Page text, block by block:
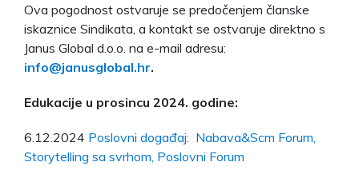
Ova pogodnost ostvaruje se predočenjem članske
iskaznice Sindikata, a kontakt se ostvaruje direktno s
Janus Global d.o.o. na e-mail adresu:
info@janusglobal.hr.
Edukacije u prosincu 2024. godine:
6.12.2024 Poslovni događaj: Nabava&Scm Forum,
Storytelling sa svrhom, Poslovni Forum